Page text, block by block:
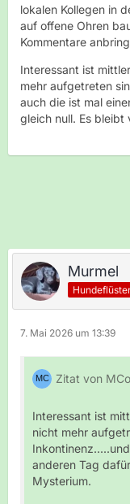
lokalen Kollegen in
auf offene Ohren
Kommentare
Interessant ist
mehr aufgetreten
auch die ist mal
gleich null. Es bleibt
Murmel
7. Mai 2026 um 13:39
Zitat von
Interessant ist
nicht mehr
anderen Tag
Mysterium.